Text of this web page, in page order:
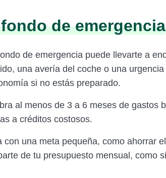
de emergencia
de emergencia puede llevarte a
una avería del coche o una
si no estás preparado.
al menos de 3 a 6 meses de gastos
a créditos costosos.
con una meta pequeña, como ahorrar
de tu presupuesto mensual, como